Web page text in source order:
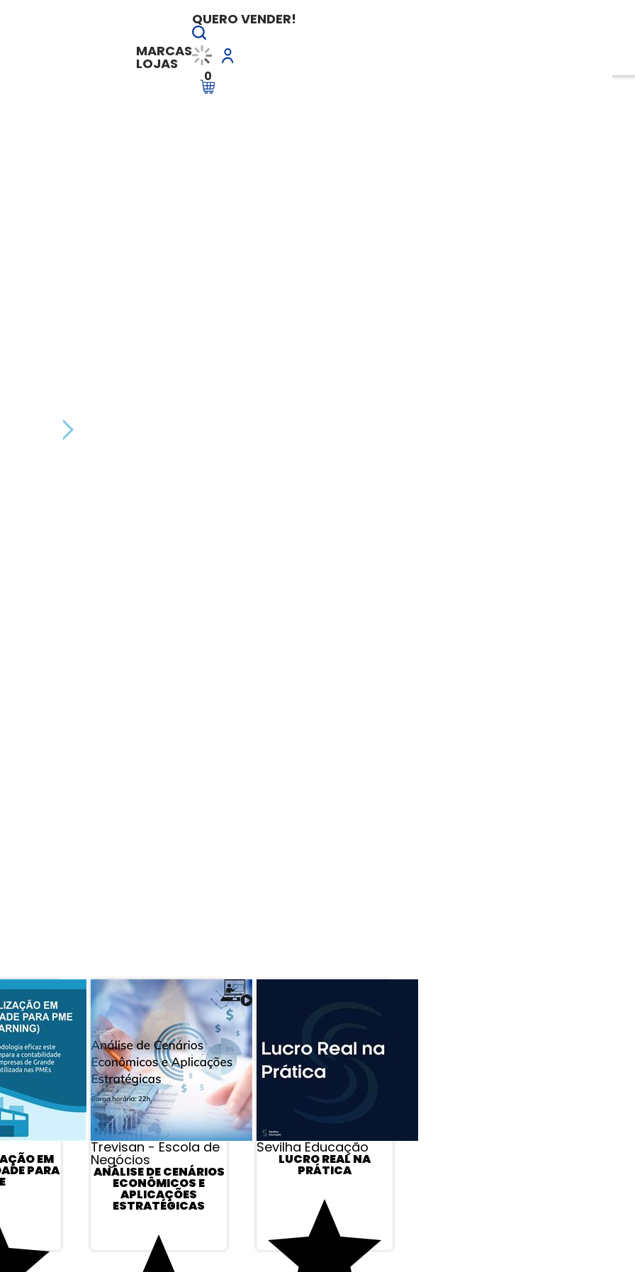
MARCAS
LOJAS
QUERO VENDER!
0
Tributária - Atualização e Desafios da Transição - RTNOV01
prática, como as mudanças afetam sua empresa. Aprenda os principais pontos, veja aplicações práticas e receba orientações para se
– 16 pontos
facilitando a compreensão do novo sistema IVA-DUAL - IBS/CBS e os impactos nos tributos atuais ICMS/IPI/ISS/PIS/COFINS;
com diversos exemplos práticos;
dos tributos específicos como IS - Imposto Seletivo, IPI na Zona Franca de Manaus (ZFM), ITCMD, COSIP, IPVA E IPTU.
com a implementação da Reforma Tributária.
- Adequações NF-e / NFC-e
EM
PARA
Trevisan - Escola de
Negócios
ANÁLISE DE CENÁRIOS
ECONÔMICOS E
APLICAÇÕES
ESTRATÉGICAS
Sevilha Educação
LUCRO REAL NA
PRÁTICA